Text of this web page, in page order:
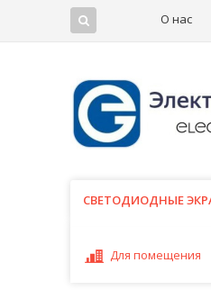
О нас
СВЕТОДИОДНЫЕ
СВЕТОДИОДНЫЕ
Для помещения